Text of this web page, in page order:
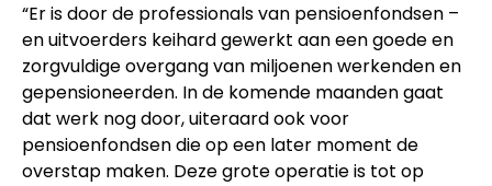
“Er is door de professionals van pensioenfondsen –
en uitvoerders keihard gewerkt aan een goede en
zorgvuldige overgang van miljoenen werkenden en
gepensioneerden. In de komende maanden gaat
dat werk nog door, uiteraard ook voor
pensioenfondsen die op een later moment de
overstap maken. Deze grote operatie is tot op